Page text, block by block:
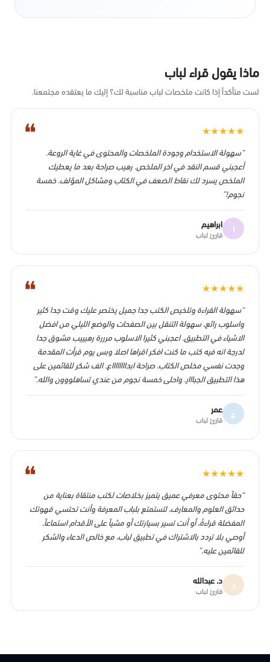
ماذا يقول قراء لباب
لست متأكداً إذا كانت ملخصات لباب مناسبة لك؟ إليك ما يعتقده مجتمعنا.
❝ ★
★
★
★
★
“سهولة الاستخدام وجودة الملخصات والمحتوى في غاية الروعة.
أعجبني قسم النقد في اخر الملخص. رهيب صراحة بعد ما يعطيك
الملخص يسرد لك نقاط الضعف في الكتاب ومشاكل المؤلف. خمسة
نجوم!”
ا ابراهيم
قارئ لباب
❝ ★
★
★
★
★
“سهولة القراءة وتلخيص الكتب جدا جميل يختصر عليك وقت جدا كثير
واسلوب رائع، سهولة التنقل بين الصفحات والوضع الليلي من افضل
الاشياء في التطبيق. اعجبني كثيرا الاسلوب مرررة رهيييب مشوق جدا
لدرجة انه فيه كتب ما كنت افكر اقراها اصلا وبس يوم قرأت المقدمة
وجدت نفسي مخلص الكتاب. صراحة ابدااااااااع. الف شكر للقائمين على
هذا التطبيق الجبااار. واحلى خمسة نجوم من عندي تساهلووون والله.”
ع عمر
قارئ لباب
❝ ★
★
★
★
★
“حقاً محتوى معرفي عميق يتميز بخلاصات لكتب منتقاة بعناية من
حدائق العلوم والمعارف، لتستمتع بلباب المعرفة وأنت تحتسي قهوتك
المفضلة قراءةً، أو أنت تسير بسيارتك أو مشياً على الأقدام استماعاً.
أوصي بلا تردد بالاشتراك في تطبيق لباب، مع خالص الدعاء والشكر
للقائمين عليه.”
د د. عبدالله
قارئ لباب